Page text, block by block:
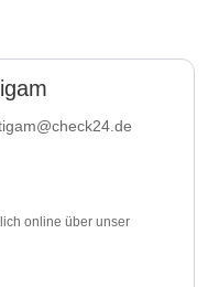
online über unser